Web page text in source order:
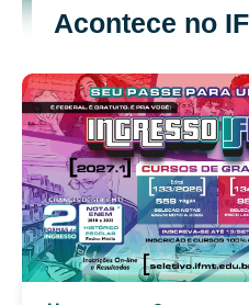
Acontece no